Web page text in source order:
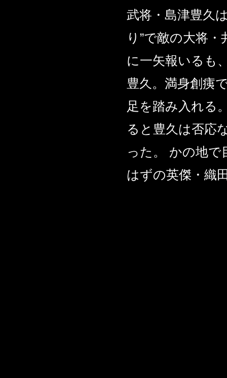
武将・島津豊久
り”で敵の大将
に一矢報いるも
豊久。満身創痍
足を踏み入れる
ると豊久は否応
った。 かの地
はずの英傑・織